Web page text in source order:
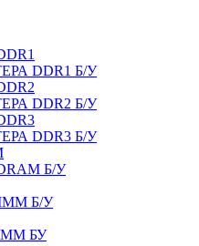
DDR1 Б/У
DDR2 Б/У
DDR3 Б/У
Б/У
Б/У
БУ